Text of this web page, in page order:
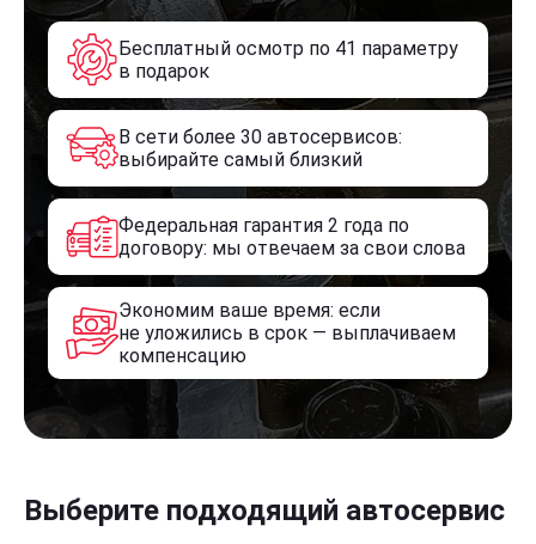
Бесплатный осмотр по 41 параметру
в подарок
В сети более 30 автосервисов:
выбирайте самый близкий
Федеральная гарантия 2 года по
договору: мы отвечаем за свои слова
Экономим ваше время: если
не уложились в срок — выплачиваем
компенсацию
Выберите подходящий автосервис